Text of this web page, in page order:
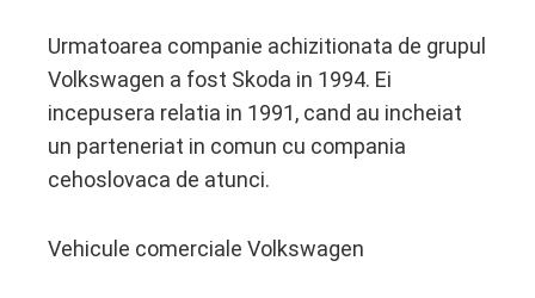
Urmatoarea companie achizitionata de grupul
Volkswagen a fost Skoda in 1994. Ei
incepusera relatia in 1991, cand au incheiat
un parteneriat in comun cu compania
cehoslovaca de atunci.
Vehicule comerciale Volkswagen